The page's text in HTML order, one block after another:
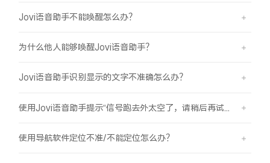
Jovi语音助手不能唤醒怎么办？
为什么他人能够唤醒Jovi语音助手？
Jovi语音助手识别显示的文字不准确怎么办？
使用导航软件定位不准/不能定位怎么办？